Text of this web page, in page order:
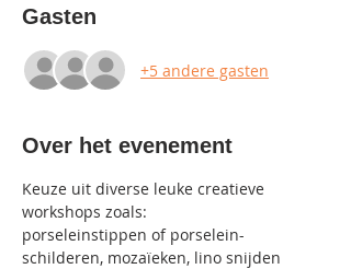
Gasten
+5 andere gasten
Over het evenement
Keuze uit diverse leuke creatieve
workshops zoals:
porseleinstippen of porselein-
schilderen, mozaïeken, lino snijden